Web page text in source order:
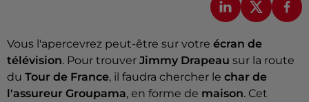
Vous l'apercevrez peut-être sur votre écran de
télévision. Pour trouver Jimmy Drapeau sur la route
du Tour de France, il faudra chercher le char de
l'assureur Groupama, en forme de maison. Cet